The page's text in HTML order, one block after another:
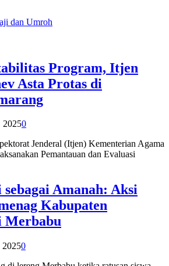
dan Umroh
Program, Itjen
Asta Protas di
20250
Jenderal (Itjen) Kementerian Agama
Pemantauan dan Evaluasi
Amanah: Aksi
Kabupaten
Merbabu
20250